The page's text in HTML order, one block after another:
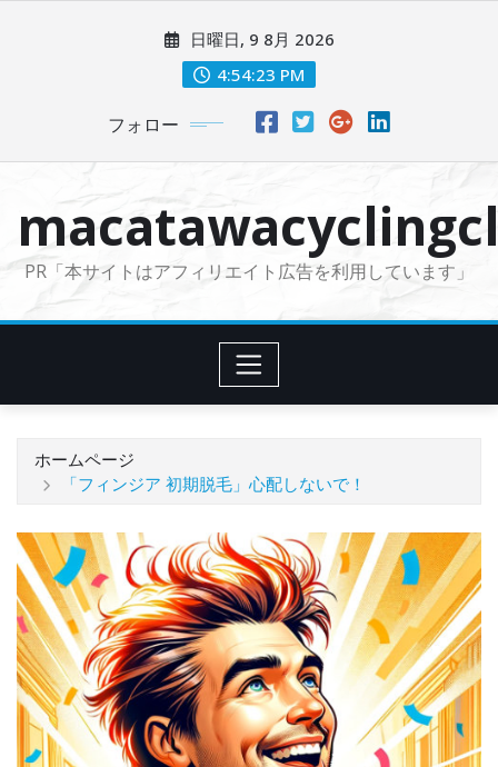
に
日曜日, 9 8月 2026
4:54:25 PM
フォロー
PR「本サイトはアフィリエイト広告を利用しています」
ホームページ
「フィンジア 初期脱毛」心配しないで！